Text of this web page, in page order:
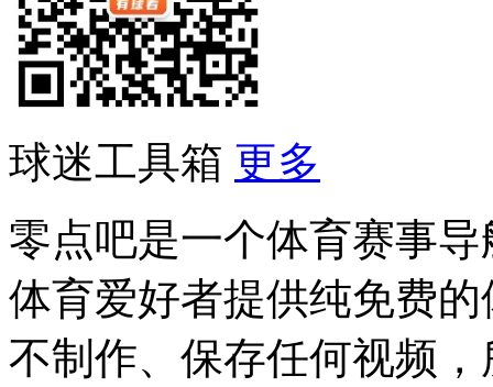
球迷工具箱 更多
零点吧是一个体育赛事
体育爱好者提供纯免费
不制作、保存任何视频